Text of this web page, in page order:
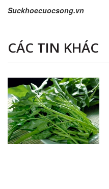
Suckhoecuocsong.vn
CÁC TIN KHÁC